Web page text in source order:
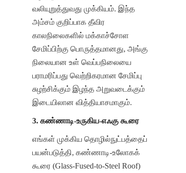
வலியுறுத்துவது முக்கியம். இந்த
அம்சம் குறிப்பாக தீவிர
காலநிலைகளில் மக்காச்சோள
சேமிப்பிற்கு பொருத்தமானது, அங்கு
நிலையான உள் வெப்பநிலையை
பராமரிப்பது வெற்றிகரமான சேமிப்பு
சுழற்சிக்கும் இழந்த அறுவடைக்கும்
இடையிலான வித்தியாசமாகும்.
3. கண்ணாடி-உருகிய-எஃகு கூரை
எங்கள் முக்கிய தொழில்நுட்பத்தைப்
பயன்படுத்தி, கண்ணாடி-உலோகக்
கூரை (Glass-Fused-to-Steel Roof)